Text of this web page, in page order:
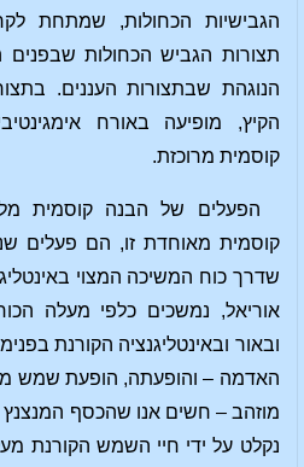
הגבישיות הכחולות, שמתחת
תצורות הגביש הכחולות שבפנים
הנוגהת שבתצורות העננים.
הקיץ, מופיעה באורח
קוסמית מרוכזת.
הפעלים של הבנה קוסמית
קוסמית מאוחדת זו, הם פעלים
שדרך כוח המשיכה המצוי
אוריאל, נמשכים כלפי מעלה
ובאור ובאינטליגנציה הקורנת
האדמה – והופעתה, הופעת שמש
מוזהב – חשים אנו שהכסף המנצנץ
נקלט על ידי חיי השמש הקורנת